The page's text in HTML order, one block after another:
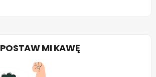
POSTAW MI KAWĘ